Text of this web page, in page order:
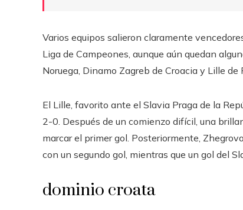
Varios equipos salieron claramente
Liga de Campeones, aunque aún quedan
Noruega, Dinamo Zagreb de Croacia y Lille
El Lille, favorito ante el Slavia Praga de la
2-0. Después de un comienzo difícil, una
marcar el primer gol. Posteriormente,
con un segundo gol, mientras que un gol del
dominio croata